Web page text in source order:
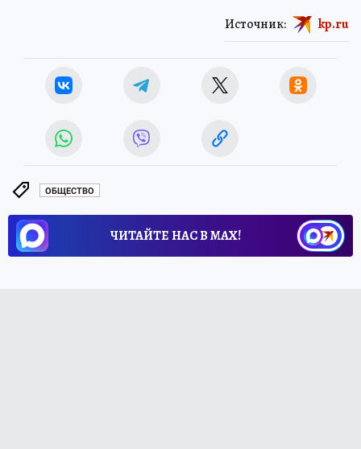
Источник: kp.ru
ОБЩЕСТВО
ЧИТАЙТЕ НАС В МАХ!